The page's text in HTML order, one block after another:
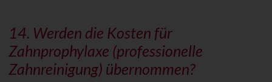
14. Werden die Kosten für
Zahnprophylaxe (professionelle
Zahnreinigung) übernommen?